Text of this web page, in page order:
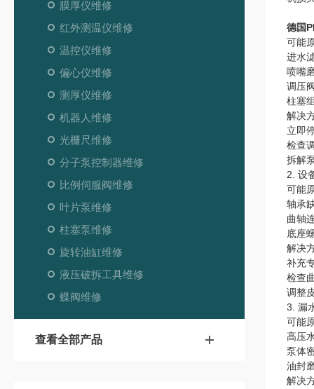
膜厚仪维修
红外测温仪维修
温控仪维修
偏心仪维修
测厚仪维修
机器人维修
光栅尺维修
分子泵控制器维修
比例伺服阀维修
叶片泵维修
柱塞泵维修
旋转油缸维修
液压破拆工具维修
蝶阀维修
查看全部产品
德国
可能
进水
喷嘴
调压
柱塞
解决
立即
检查
拆解
2. 设
可能
轴承
曲轴
底座
解决
补充
检查
调整
3. 漏
可能
高压
泵体
油封
解决